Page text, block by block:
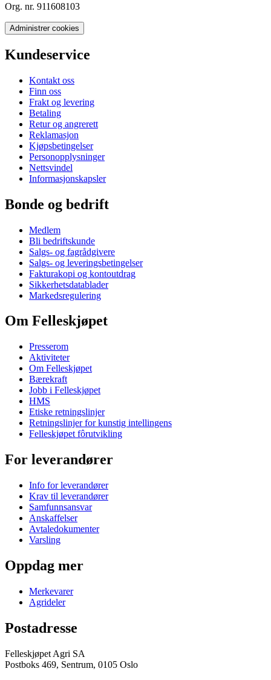
Org. nr. 911608103
Administrer cookies
Kundeservice
Kontakt oss
Finn oss
Frakt og levering
Betaling
Retur og angrerett
Reklamasjon
Kjøpsbetingelser
Personopplysninger
Nettsvindel
Informasjonskapsler
Bonde og bedrift
Medlem
Bli bedriftskunde
Salgs- og fagrådgivere
Salgs- og leveringsbetingelser
Fakturakopi og kontoutdrag
Sikkerhetsdatablader
Markedsregulering
Om Felleskjøpet
Presserom
Aktiviteter
Om Felleskjøpet
Bærekraft
Jobb i Felleskjøpet
HMS
Etiske retningslinjer
Retningslinjer for kunstig intellingens
Felleskjøpet fôrutvikling
For leverandører
Info for leverandører
Krav til leverandører
Samfunnsansvar
Anskaffelser
Avtaledokumenter
Varsling
Oppdag mer
Merkevarer
Agrideler
Postadresse
Felleskjøpet Agri SA
Postboks 469, Sentrum, 0105 Oslo